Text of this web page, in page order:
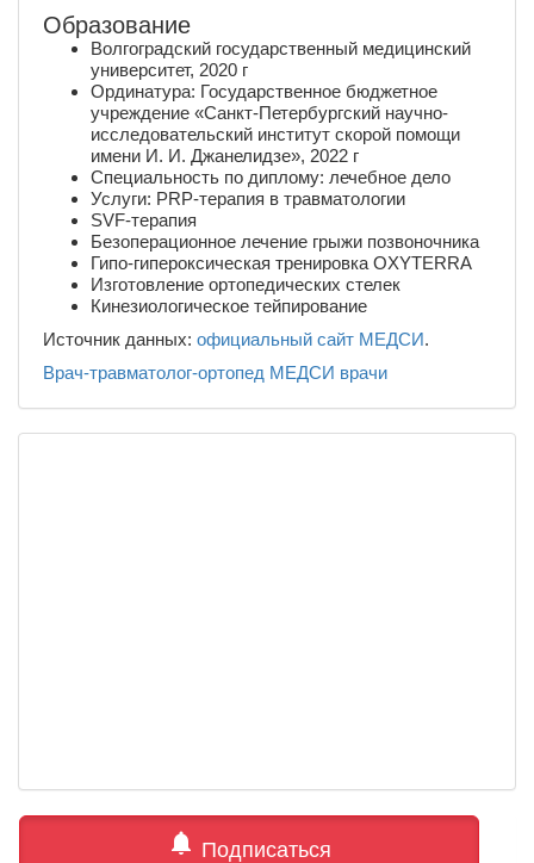
Образование
Волгоградский государственный медицинский
университет, 2020 г
Ординатура: Государственное бюджетное
учреждение «Санкт-Петербургский научно-
исследовательский институт скорой помощи
имени И. И. Джанелидзе», 2022 г
Специальность по диплому: лечебное дело
Услуги: PRP-терапия в травматологии
SVF-терапия
Безоперационное лечение грыжи позвоночника
Гипо-гипероксическая тренировка OXYTERRA
Изготовление ортопедических стелек
Кинезиологическое тейпирование
Источник данных: официальный сайт МЕДСИ.
Врач-травматолог-ортопед МЕДСИ врачи
notifications Подписаться